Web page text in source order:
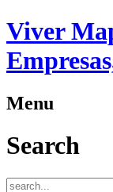
Viver
Menu
Search